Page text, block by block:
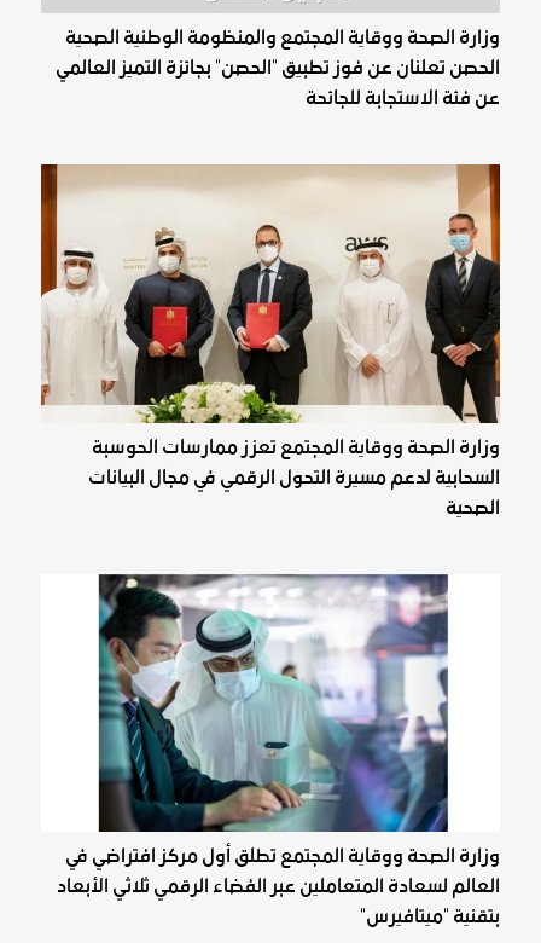
وزارة الصحة ووقاية المجتمع والمنظومة الوطنية الصحية
الحصن تعلنان عن فوز تطبيق "الحصن" بجائزة التميز العالمي
عن فئة الاستجابة للجائحة
وزارة الصحة ووقاية المجتمع تعزز ممارسات الحوسبة
السحابية لدعم مسيرة التحول الرقمي في مجال البيانات
الصحية
وزارة الصحة ووقاية المجتمع تطلق أول مركز افتراضي في
العالم لسعادة المتعاملين عبر الفضاء الرقمي ثلاثي الأبعاد
بتقنية "ميتافيرس"